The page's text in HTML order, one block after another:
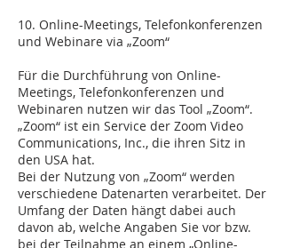
10. Online-Meetings, Telefonkonferenzen
und Webinare via „Zoom“
Für die Durchführung von Online-
Meetings, Telefonkonferenzen und
Webinaren nutzen wir das Tool „Zoom“.
„Zoom“ ist ein Service der Zoom Video
Communications, Inc., die ihren Sitz in
den USA hat.
Bei der Nutzung von „Zoom“ werden
verschiedene Datenarten verarbeitet. Der
Umfang der Daten hängt dabei auch
davon ab, welche Angaben Sie vor bzw.
bei der Teilnahme an einem „Online-